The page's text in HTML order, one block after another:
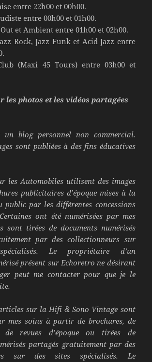
entre 22h00 et 00h00.
entre 00h00 et 01h00.
et Ambient entre 01h00 et 02h00.
Rock, Jazz Funk et Acid Jazz entre
(Maxi 45 Tours) entre 03h00 et
les photos et les vidéos partagées
un blog personnel non commercial.
sont publiées à des fins éducatives
les Automobiles utilisent des images
publicitaires d’époque mises à la
public par les différentes concessions
ont été numérisées par mes
sont tirées de documents numérisés
par descollectionneurs sur
Le propriétaire d’un
présent sur Echoretro ne désirant
peut me contacter pour que je le
sur la Hifi & Sono Vintage sont
mes soins à partir de brochures, de
revues d’époque ou tirées de
partagés gratuitement par des
sur des sites spécialisés. Le